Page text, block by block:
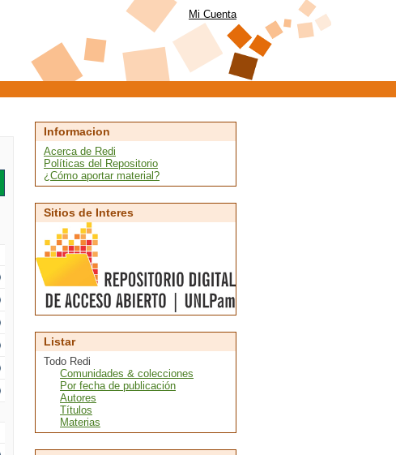
Mi Cuenta
Informacion
Acerca de Redi
Políticas del Repositorio
¿Cómo aportar material?
Sitios de Interes
Listar
Todo Redi
Comunidades & colecciones
Por fecha de publicación
Autores
Títulos
Materias